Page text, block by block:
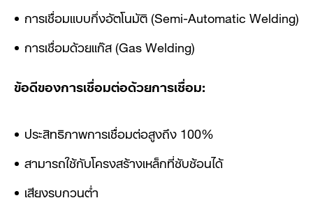
การเชื่อมแบบกึ่งอัตโนมัติ (Semi-Automatic Welding)
การเชื่อมด้วยแก๊ส (Gas Welding)
ข้อดีของการเชื่อมต่อด้วยการเชื่อม:
ประสิทธิภาพการเชื่อมต่อสูงถึง 100%
สามารถใช้กับโครงสร้างเหล็กที่ซับซ้อนได้
เสียงรบกวนต่ำ